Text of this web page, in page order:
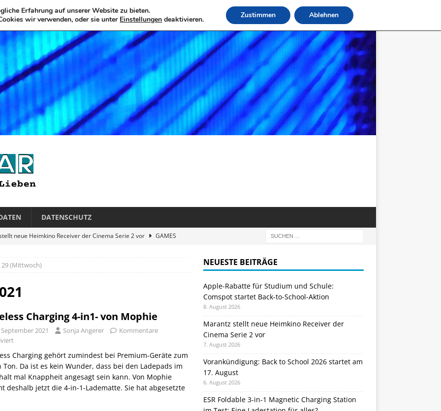
DATENSCHUTZ
neue Heimkino Receiver der Cinema Serie 2 vor
GAMES
3-in-1 Magnetic Charging Station im Test: Eine Ladestation für
für Studium und Schule: Comspot startet Back-to-School-
29 (Mittwoch)
Charging 4-in1- von Mophie
September 2021 Sonja Angerer
Kommentare
Charging gehört zumindest bei Premium-Geräte zum
Ton. Da ist es kein Wunder, dass bei den Ladepads im
mal Knappheit angesagt sein kann. Von Mophie
deshalb jetzt die 4-in-1-Ladematte. Sie hat abgesetzte
NEUESTE BEITRÄGE
Apple-Rabatte für Studium und Schule:
Comspot startet Back-to-School-Aktion
8. August 2026
Marantz stellt neue Heimkino Receiver der
Cinema Serie 2 vor
7. August 2026
Vorankündigung: Back to School 2026 startet am
17. August
6. August 2026
ESR Foldable 3-in-1 Magnetic Charging Station
Erfahrung auf unserer Website zu bieten.
wir verwenden, oder sie unter Einstellungen deaktivieren. Zustimmen Ablehnen